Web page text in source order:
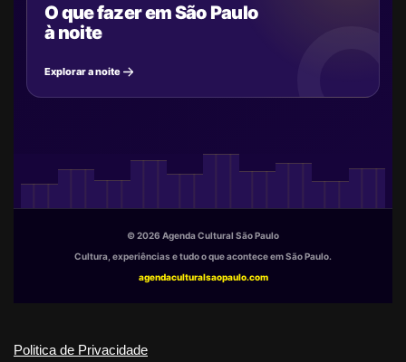
O que fazer em São Paulo
à noite
Explorar a noite
© 2026 Agenda Cultural São Paulo
Cultura, experiências e tudo o que acontece em São Paulo.
agendaculturalsaopaulo.com
Politica de Privacidade